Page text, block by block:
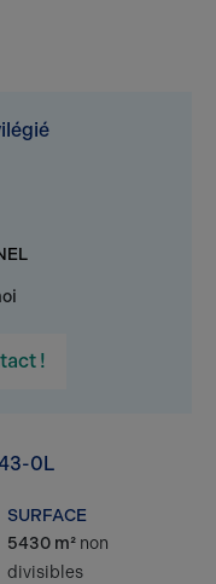
!
0L
SURFACE
5430 m² non
divisibles